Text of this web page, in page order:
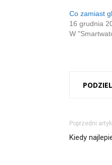
Co zamiast
16 grudnia
W
Poprzedni
Kiedy